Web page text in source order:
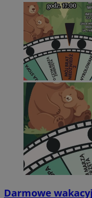
Darmowe